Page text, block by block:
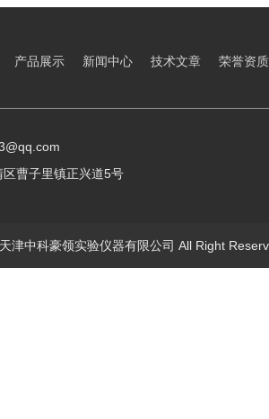
产品展示 新闻中心 技术文章 荣誉资质
曹子里镇正兴道5号
津中科豪领实验仪器有限公司 All Right